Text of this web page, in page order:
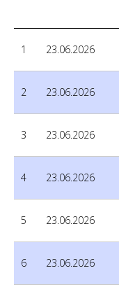
1 23.06.2026
2 23.06.2026
3 23.06.2026
4 23.06.2026
5 23.06.2026
6 23.06.2026